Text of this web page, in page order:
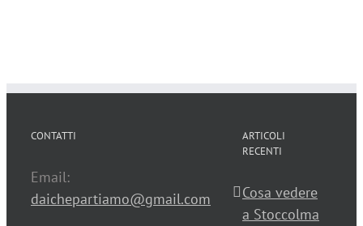
CONTATTI
Email:
daichepartiamo@gmail.com
ARTICOLI
RECENTI
Cosa vedere
a Stoccolma